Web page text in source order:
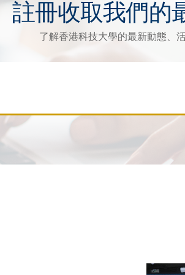
註冊收取我們的
了解香港科技大學的最新動態、活